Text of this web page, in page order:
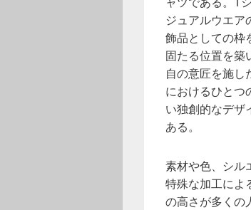
ジュアルウエア
飾品としての枠
固たる位置を築
自の意匠を施し
におけるひとつ
い独創的なデザ
ある。
素材や色、シル
特殊な加工によ
の高さが多くの